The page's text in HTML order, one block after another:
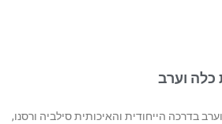
כלה וערב
בדרכה הייחודית והאיכותית סילביה ורסנו,